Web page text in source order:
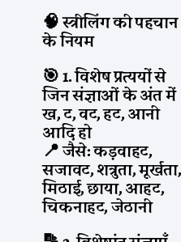
🧠 स्त्रीलिंग की पहचान
के नियम
🎯 1. विशेष प्रत्ययों से
जिन संज्ञाओं के अंत में
ख, ट, वट, हट, आनी
आदि हो
📍 जैसे: कड़वाहट,
सजावट, शत्रुता, मूर्खता,
मिठाई, छाया, आहट,
चिकनाहट, जेठानी